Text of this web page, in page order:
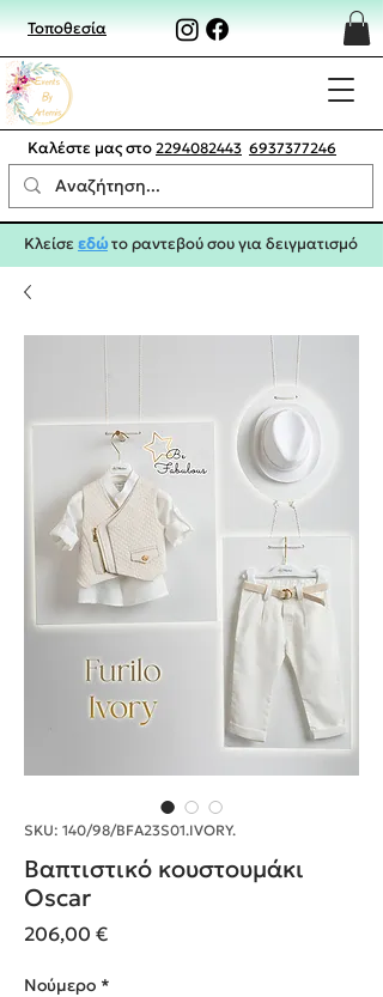
Τοποθεσία
Καλέστε μας στο 2294082443 6937377246
Κλείσεεδώτο ραντεβού σου για δειγματισμό
SKU: 140/98/BFA23S01.IVORY.
Βαπτιστικό κουστουμάκι
Oscar
206,00 €Τιμή
Nούμερο *